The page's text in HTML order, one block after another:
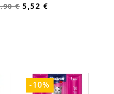
€ 5,52 €
-10%